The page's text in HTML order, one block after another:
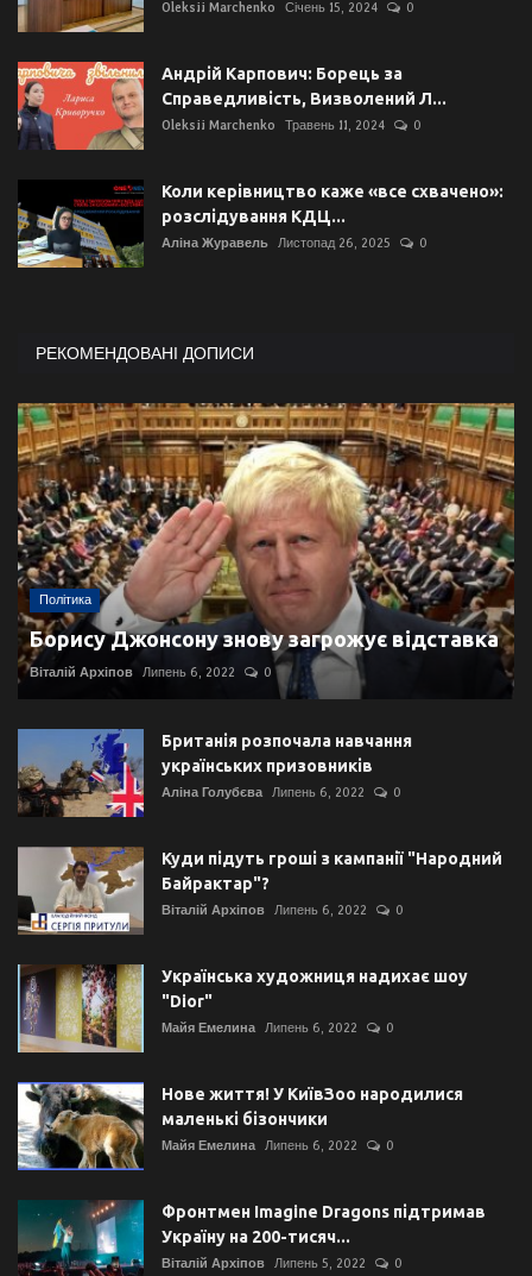
Oleksii Marchenko Січень 15, 2024 0
Андрій Карпович: Борець за
Справедливість, Визволений Л...
Oleksii Marchenko Травень 11, 2024 0
Коли керівництво каже «все схвачено»:
розслідування КДЦ...
Аліна Журавель Листопад 26, 2025 0
РЕКОМЕНДОВАНІ ДОПИСИ
Політика
Борису Джонсону знову загрожує відставка
Віталій Архіпов Липень 6, 2022 0
Британія розпочала навчання
українських призовників
Аліна Голубєва Липень 6, 2022 0
Куди підуть гроші з кампанії "Народний
Байрактар"?
Віталій Архіпов Липень 6, 2022 0
Українська художниця надихає шоу
"Dior"
Майя Емелина Липень 6, 2022 0
Нове життя! У КиївЗоо народилися
маленькі бізончики
Майя Емелина Липень 6, 2022 0
Фронтмен Imagine Dragons підтримав
Україну на 200-тисяч...
Віталій Архіпов Липень 5, 2022 0